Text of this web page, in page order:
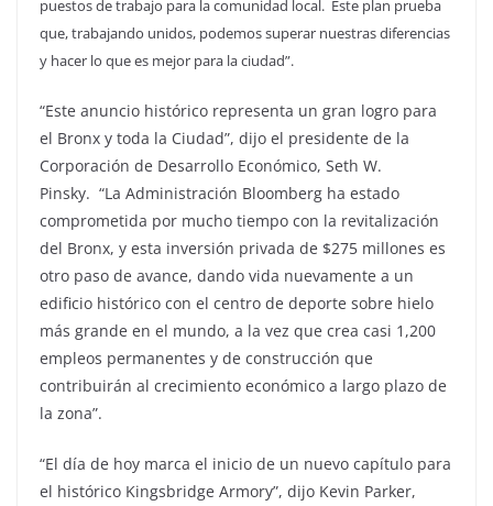
puestos de trabajo para la comunidad local. Este plan prueba
que, trabajando unidos, podemos superar nuestras diferencias
y hacer lo que es mejor para la ciudad”.
“Este anuncio histórico representa un gran logro para
el Bronx y toda la Ciudad”, dijo el presidente de la
Corporación de Desarrollo Económico, Seth W.
Pinsky. “La Administración Bloomberg ha estado
comprometida por mucho tiempo con la revitalización
del Bronx, y esta inversión privada de $275 millones es
otro paso de avance, dando vida nuevamente a un
edificio histórico con el centro de deporte sobre hielo
más grande en el mundo, a la vez que crea casi 1,200
empleos permanentes y de construcción que
contribuirán al crecimiento económico a largo plazo de
la zona”.
“El día de hoy marca el inicio de un nuevo capítulo para
el histórico Kingsbridge Armory”, dijo Kevin Parker,